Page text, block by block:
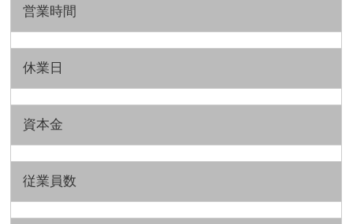
営業時間
休業日
資本金
従業員数